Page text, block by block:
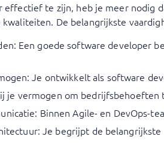
effectief te zijn, heb je meer nodig
De belangrijkste
Een goede software developer
Je ontwikkelt als software
je vermogen om
Binnen Agile- en DevOps-
Je begrijpt de